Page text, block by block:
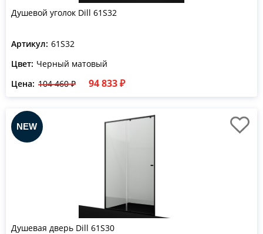
Душевой уголок Dill 61S32
Артикул: 61S32
Цвет: Черный матовый
Цена: 104 460 ₽ 94 833 ₽
Душевая дверь Dill 61S30